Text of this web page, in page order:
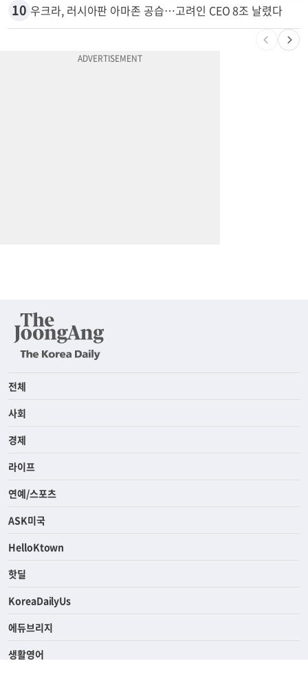
10 우크라, 러시아판 아마존 공습…고려인 CEO 8조 날렸다
전체
사회
경제
라이프
연예/스포츠
ASK미국
HelloKtown
핫딜
KoreaDailyUs
에듀브리지
생활영어